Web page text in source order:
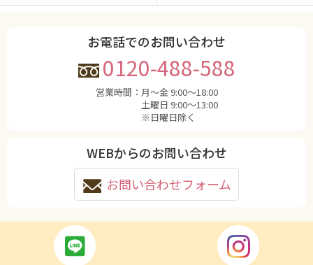
お電話でのお問い合わせ
0120-488-588
営業時間： 月〜金 9:00〜18:00
土曜日 9:00〜13:00
※日曜日除く
WEBからのお問い合わせ
お問い合わせフォーム